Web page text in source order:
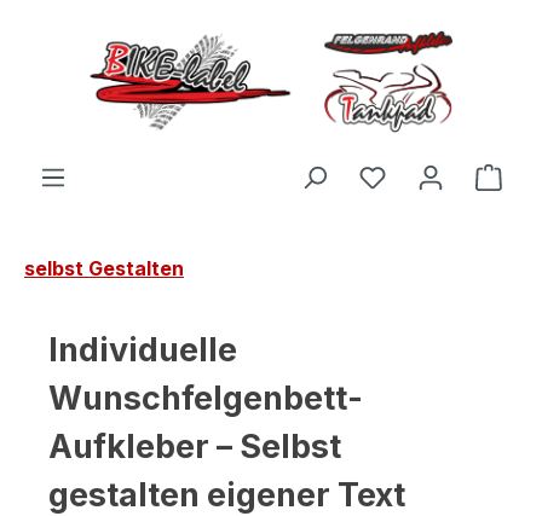
Zum Hauptinhalt springen
Du hast 0
selbst Gestalten
Individuelle
Wunschfelgenbett-
Aufkleber – Selbst
gestalten eigener Text